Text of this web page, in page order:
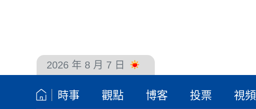
2026 年 8 月 7 日
時事 觀點 博客 投票 視頻